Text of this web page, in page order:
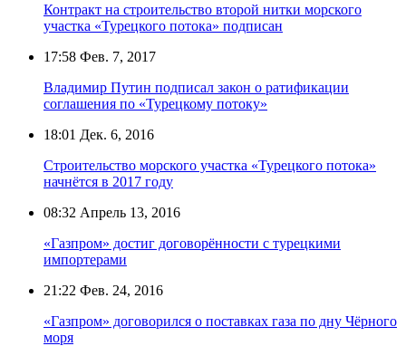
Контракт на строительство второй нитки морского
участка «Турецкого потока» подписан
17:58 Фев. 7, 2017
Владимир Путин подписал закон о ратификации
соглашения по «Турецкому потоку»
18:01 Дек. 6, 2016
Строительство морского участка «Турецкого потока»
начнётся в 2017 году
08:32 Апрель 13, 2016
«Газпром» достиг договорённости с турецкими
импортерами
21:22 Фев. 24, 2016
«Газпром» договорился о поставках газа по дну Чёрного
моря